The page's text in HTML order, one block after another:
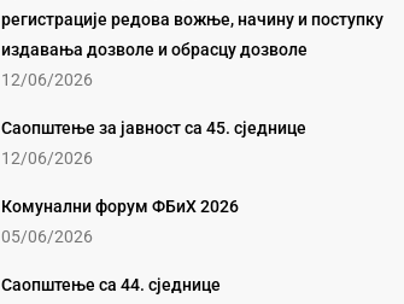
регистрације редова вожње, начину и поступку
издавања дозволе и обрасцу дозволе
12/06/2026
Саопштење за јавност са 45. сједнице
12/06/2026
Комунални форум ФБиХ 2026
05/06/2026
Саопштење са 44. сједнице